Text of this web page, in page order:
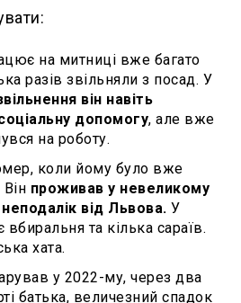
на митниці вже багато
разів звільняли з посад. У
він навіть
допомогу, але вже
на роботу.
коли йому було вже
проживав у невеликому
від Львова. У
вбиральня та кілька сараїв.
хата.
у 2022-му, через два
батька, величезний спадок